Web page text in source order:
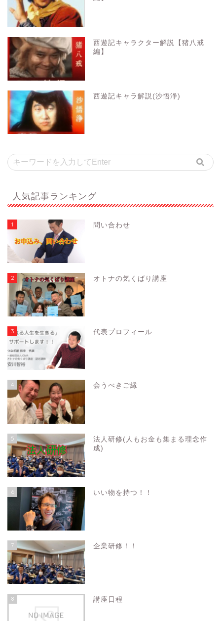
西遊記キャラクター解説【猪八戒
編】
西遊記キャラ解説(沙悟浄)
人気記事ランキング
1 問い合わせ
2 オトナの気くばり講座
3 代表プロフィール
4 会うべきご縁
5
法人研修(人もお金も集まる理念作
成)
6 いい物を持つ！！
7 企業研修！！
8 講座日程